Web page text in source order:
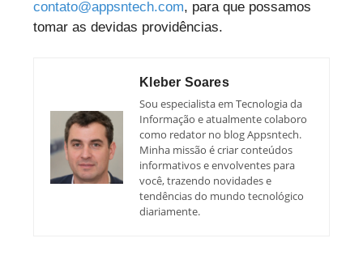
contato@appsntech.com, para que possamos
tomar as devidas providências.
Kleber Soares
Sou especialista em Tecnologia da
Informação e atualmente colaboro
como redator no blog Appsntech.
Minha missão é criar conteúdos
informativos e envolventes para
você, trazendo novidades e
tendências do mundo tecnológico
diariamente.